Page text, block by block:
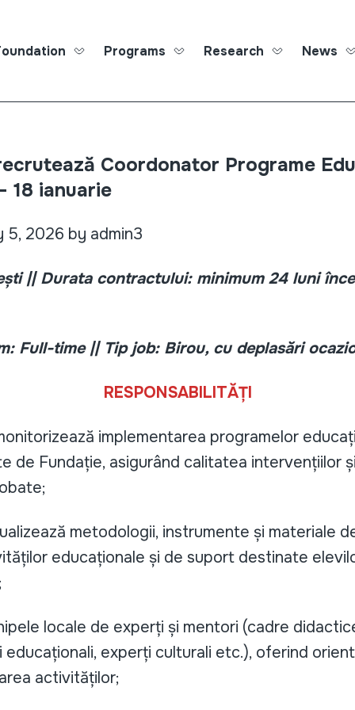
Roma
Programs Research News
Coordonator Programe
18 ianuarie
5, 2026 by admin3
|| Durata contractului: minimum 24 luni
Full-time || Tip job: Birou, cu deplasări
RESPONSABILITĂȚI
implementarea programelor
de Fundație, asigurând calitatea intervențiilor
metodologii, instrumente și materiale
educaționale și de suport destinate
locale de experți și mentori (cadre
experți culturali etc.), oferind
activităților;